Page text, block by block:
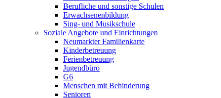
Berufliche und sonstige Schulen
Erwachsenenbildung
Sing- und Musikschule
Soziale Angebote und Einrichtungen
Neumarkter Familienkarte
Kinderbetreuung
Ferienbetreuung
Jugendbüro
G6
Menschen mit Behinderung
Senioren